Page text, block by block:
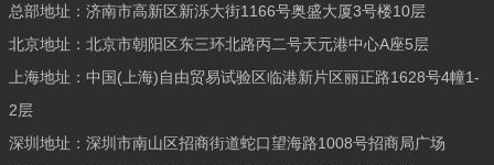
总部地址：济南市高新区新泺大街1166号奥盛大厦3号楼10层
北京地址：北京市朝阳区东三环北路丙二号天元港中心A座5层
上海地址：中国(上海)自由贸易试验区临港新片区丽正路1628号4幢1-
2层
深圳地址：深圳市南山区招商街道蛇口望海路1008号招商局广场